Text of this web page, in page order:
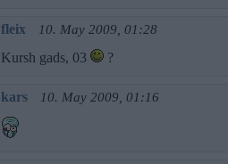
fleix 10. May 2009, 01:28
Kursh gads, 03 ?
kars 10. May 2009, 01:16